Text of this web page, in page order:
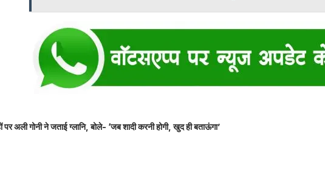
पर अली गोनी ने जताई ग्लानि, बोले- ‘जब शादी करनी होगी, खुद ही बताऊंगा’